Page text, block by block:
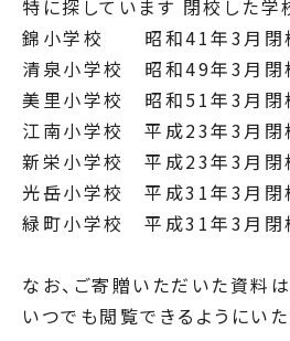
特に探しています 閉校した学
錦小学校 昭和41年3月閉
清泉小学校 昭和49年3月閉
美里小学校 昭和51年3月閉
江南小学校 平成23年3月閉
新栄小学校 平成23年3月閉
光岳小学校 平成31年3月閉
緑町小学校 平成31年3月閉
なお、ご寄贈いただいた資料
いつでも閲覧できるようにいた